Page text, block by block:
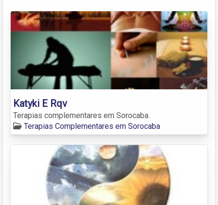
Katyki E Rqv
Terapias complementares em Sorocaba.
Terapias Complementares em Sorocaba